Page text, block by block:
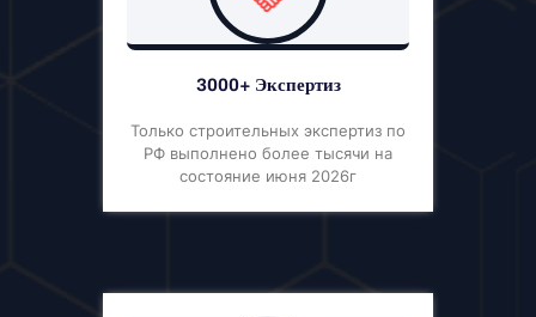
3000+ Экспертиз
Только строительных экспертиз по
РФ выполнено более тысячи на
состояние июня 2026г